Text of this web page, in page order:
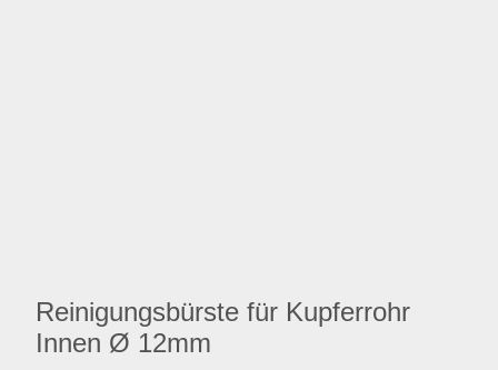
Reinigungsbürste für Kupferrohr
Innen Ø 12mm